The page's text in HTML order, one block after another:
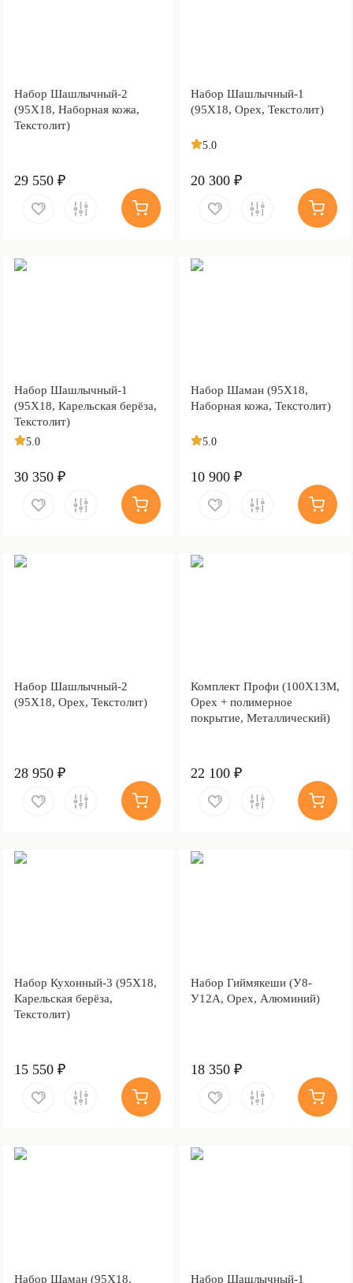
Набор Шашлычный-2
(95Х18, Наборная кожа,
Текстолит)
29 550 ₽
Набор Шашлычный-1
(95Х18, Орех, Текстолит)
5.0
20 300 ₽
Набор Шашлычный-1
(95Х18, Карельская берёза,
Текстолит)
5.0
30 350 ₽
Набор Шаман (95Х18,
Наборная кожа, Текстолит)
5.0
10 900 ₽
Набор Шашлычный-2
(95Х18, Орех, Текстолит)
28 950 ₽
Комплект Профи (100Х13М,
Орех + полимерное
покрытие, Металлический)
22 100 ₽
Набор Кухонный-3 (95Х18,
Карельская берёза,
Текстолит)
15 550 ₽
Набор Гиймякеши (У8-
У12А, Орех, Алюминий)
18 350 ₽
Набор Шаман (95Х18, Набор Шашлычный-1